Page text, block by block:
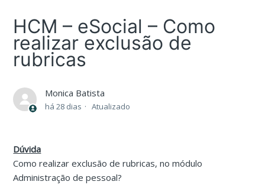
HCM – eSocial – Como
realizar exclusão de
rubricas
Monica Batista
há 28 dias Atualizado
Dúvida
Como realizar exclusão de rubricas, no módulo
Administração de pessoal?